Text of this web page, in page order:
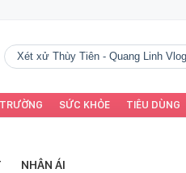
Xét xử Thùy Tiên - Quang Linh
SỨC KHỎE TIÊU DÙNG
NHÂN ÁI